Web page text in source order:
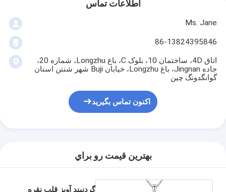
اطلاعات تماس
Ms. Jane
86-13824395846
اتاق 4D، ساختمان 10، بلوک C، باغ Longzhu، شماره 20،
جاده Jingnan، باغ Longzhu، خیابان Buji شهر شنتن استان
گوانگدونگ چین
اکنون تماس بگیرید
بهترين قيمت رو براي
گردنبند آویز قلب نقره